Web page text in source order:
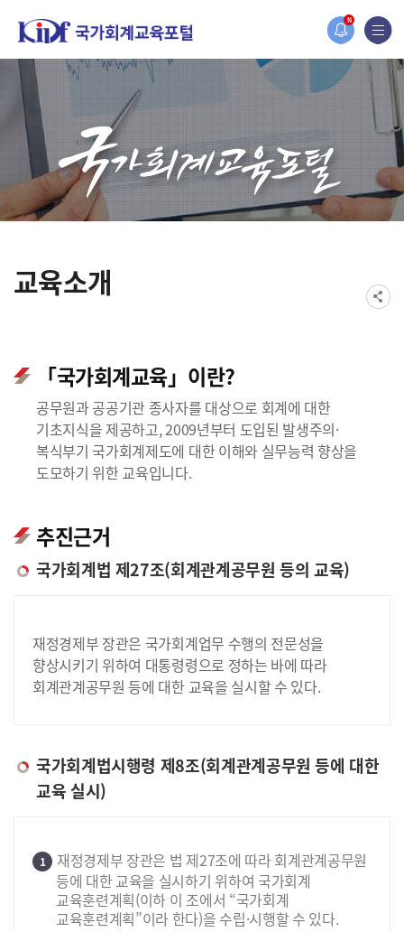
N
홈페이지가 새롭게 개편되었습니다.
한국조세재정연구원홈페이지가 새롭게 개설되었습니다.
교육소개
「국가회계교육」이란?
공무원과 공공기관 종사자를 대상으로 회계에 대한
기초지식을 제공하고, 2009년부터 도입된 발생주의·
복식부기 국가회계제도에 대한 이해와 실무능력 향상을
도모하기 위한 교육입니다.
추진근거
국가회계법 제27조(회계관계공무원 등의 교육)
재정경제부 장관은 국가회계업무 수행의 전문성을
향상시키기 위하여 대통령령으로 정하는 바에 따라
회계관계공무원 등에 대한 교육을 실시할 수 있다.
국가회계법시행령 제8조(회계관계공무원 등에 대한
교육 실시)
1
재정경제부 장관은 법 제27조에 따라 회계관계공무원
등에 대한 교육을 실시하기 위하여 국가회계
교육훈련계획(이하 이 조에서 “국가회계
교육훈련계획”이라 한다)을 수립·시행할 수 있다.